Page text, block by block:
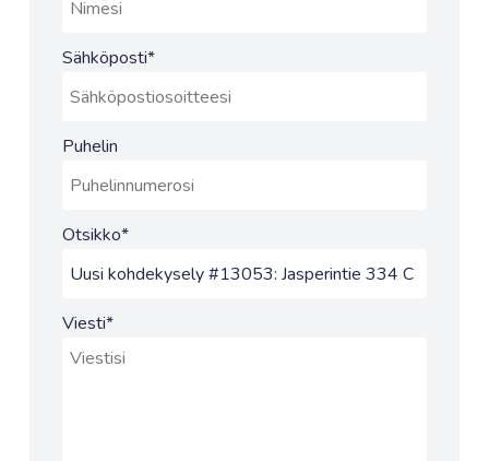
Sähköposti*
Puhelin
Otsikko*
Viesti*